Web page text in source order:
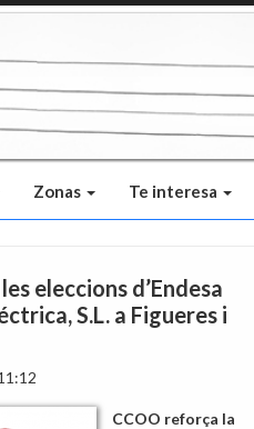
Zonas Te interesa
eleccions d’Endesa
S.L. a Figueres i
CCOO reforça la